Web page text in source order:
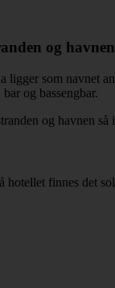
og havnen
ligger som navnet
og bassengbar.
og havnen
finnes det